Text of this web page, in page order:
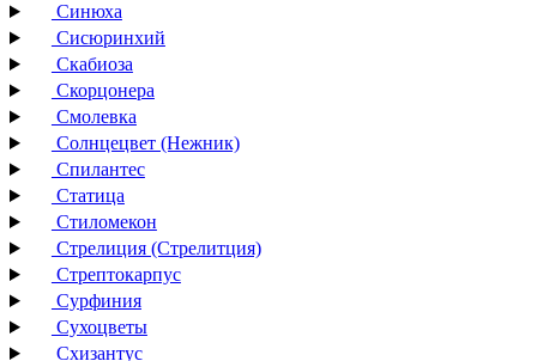
Синюха
Сисюринхий
Скабиоза
Скорцонера
Смолевка
Солнцецвет (Нежник)
Спилантес
Статица
Стиломекон
Стрелиция (Стрелитция)
Стрептокарпус
Сурфиния
Сухоцветы
Схизантус